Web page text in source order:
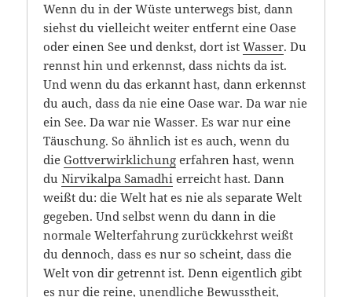
Wenn du in der Wüste unterwegs bist, dann
siehst du vielleicht weiter entfernt eine Oase
oder einen See und denkst, dort istWasser. Du
rennst hin und erkennst, dass nichts da ist.
Und wenn du das erkannt hast, dann erkennst
du auch, dass da nie eine Oase war. Da war nie
ein See. Da war nie Wasser. Es war nur eine
Täuschung. So ähnlich ist es auch, wenn du
dieGottverwirklichung erfahren hast, wenn
duNirvikalpa Samadhi erreicht hast. Dann
weißt du: die Welt hat es nie als separate Welt
gegeben. Und selbst wenn du dann in die
normale Welterfahrung zurückkehrst weißt
du dennoch, dass es nur so scheint, dass die
Welt von dir getrennt ist. Denn eigentlich gibt
es nur die reine, unendlicheBewusstheit,